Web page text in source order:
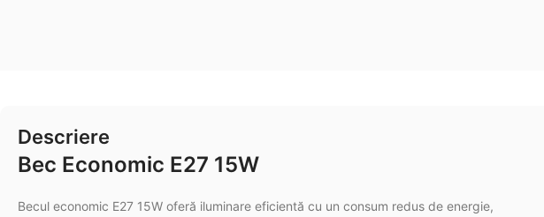
Descriere
Bec Economic E27 15W
Becul economic E27 15W oferă iluminare eficientă cu un consum redus de energie,